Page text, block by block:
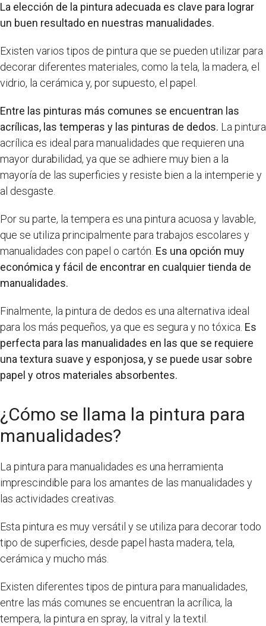
La elección de la pintura adecuada es clave para lograr
un buen resultado en nuestras manualidades.
Existen varios tipos de pintura que se pueden utilizar para
decorar diferentes materiales, como la tela, la madera, el
vidrio, la cerámica y, por supuesto, el papel.
Entre las pinturas más comunes se encuentran las
acrílicas, las temperas y las pinturas de dedos. La pintura
acrílica es ideal para manualidades que requieren una
mayor durabilidad, ya que se adhiere muy bien a la
mayoría de las superficies y resiste bien a la intemperie y
al desgaste.
Por su parte, la tempera es una pintura acuosa y lavable,
que se utiliza principalmente para trabajos escolares y
manualidades con papel o cartón. Es una opción muy
económica y fácil de encontrar en cualquier tienda de
manualidades.
Finalmente, la pintura de dedos es una alternativa ideal
para los más pequeños, ya que es segura y no tóxica. Es
perfecta para las manualidades en las que se requiere
una textura suave y esponjosa, y se puede usar sobre
papel y otros materiales absorbentes.
¿Cómo se llama la pintura para
manualidades?
La pintura para manualidades es una herramienta
imprescindible para los amantes de las manualidades y
las actividades creativas.
Esta pintura es muy versátil y se utiliza para decorar todo
tipo de superficies, desde papel hasta madera, tela,
cerámica y mucho más.
Existen diferentes tipos de pintura para manualidades,
entre las más comunes se encuentran la acrílica, la
tempera, la pintura en spray, la vitral y la textil.